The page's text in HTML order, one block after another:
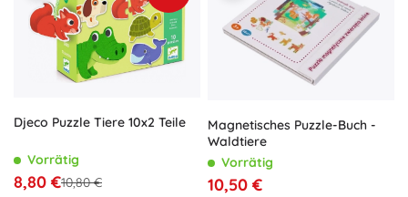
Djeco Puzzle Tiere 10x2 Teile
Vorrätig
8,80 €10,80 €
Magnetisches Puzzle-Buch -
Waldtiere
Vorrätig
10,50 €